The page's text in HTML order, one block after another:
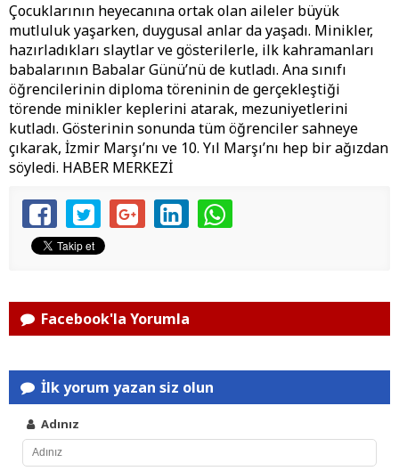
Çocuklarının heyecanına ortak olan aileler büyük
mutluluk yaşarken, duygusal anlar da yaşadı. Minikler,
hazırladıkları slaytlar ve gösterilerle, ilk kahramanları
babalarının Babalar Günü’nü de kutladı. Ana sınıfı
öğrencilerinin diploma töreninin de gerçekleştiği
törende minikler keplerini atarak, mezuniyetlerini
kutladı. Gösterinin sonunda tüm öğrenciler sahneye
çıkarak, İzmir Marşı’nı ve 10. Yıl Marşı’nı hep bir ağızdan
söyledi. HABER MERKEZİ
Facebook'la Yorumla
İlk yorum yazan siz olun
Adınız